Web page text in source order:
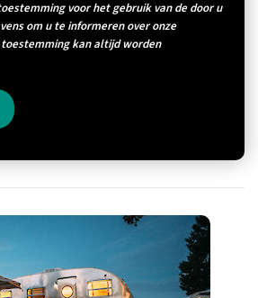
voor het gebruik van de door u
om u te informeren over onze
kan altijd worden